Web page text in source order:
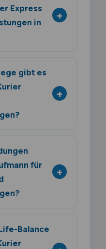
Express
in
gibt es
für
Balance